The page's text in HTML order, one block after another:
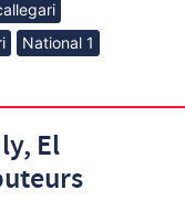
National 1
El